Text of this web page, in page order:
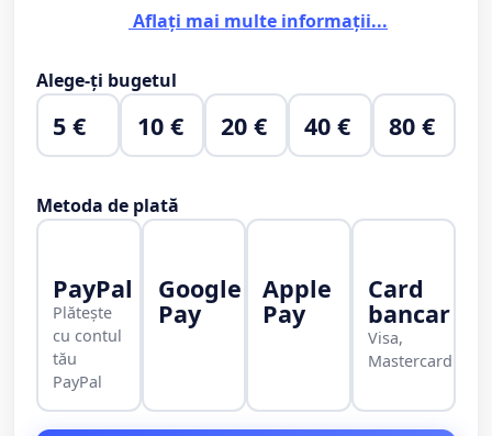
Aflați mai multe informații...
Alege-ți bugetul
5 € 10 € 20 € 40 € 80 €
Metoda de plată
PayPal
Plătește
cu contul
tău
PayPal
Google
Pay
Apple
Pay
Card
bancar
Visa,
Mastercard